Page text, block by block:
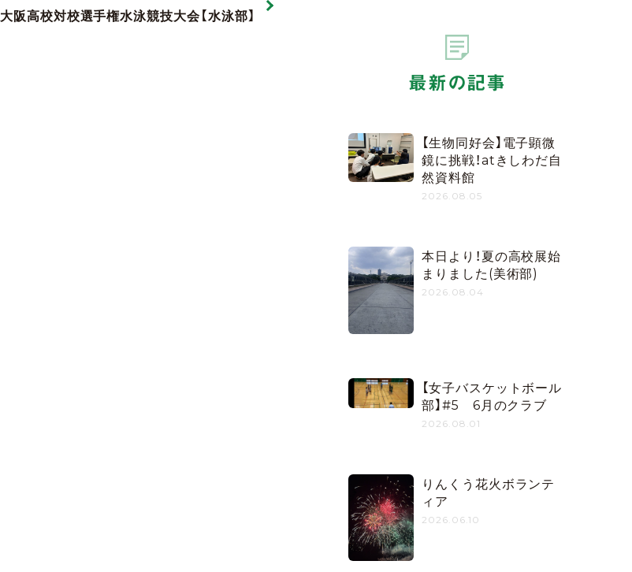
大阪高校対校選手権水泳競技大会【水泳部】
最新の記事
【生物同好会】電子顕微
鏡に挑戦！atきしわだ自
然資料館
2026.08.05
本日より！夏の高校展始
まりました(美術部)
2026.08.04
【女子バスケットボール
部】#5 6月のクラブ
2026.08.01
りんくう花火ボランテ
ィア
2026.06.10